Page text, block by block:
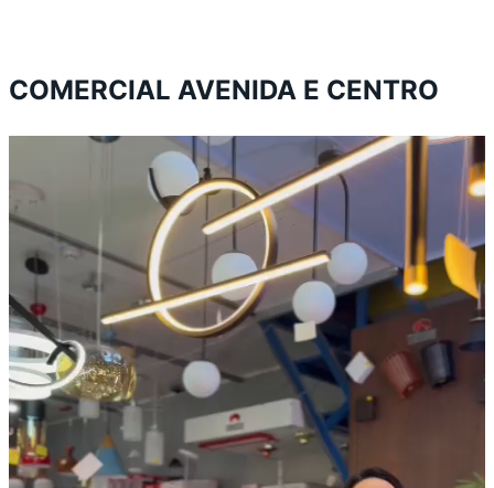
COMERCIAL AVENIDA E CENTRO